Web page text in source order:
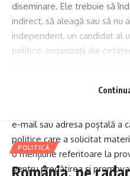
diseminare. Ele trebuie să
indirect, să aleagă sau să nu
independent, un candidat al
politice, organizații ale
conțină informații esențiale,
e-mail sau adresa poștală a
politice care a solicitat
o mențiune referitoare la
pentru pregătirea și
POLITICĂ